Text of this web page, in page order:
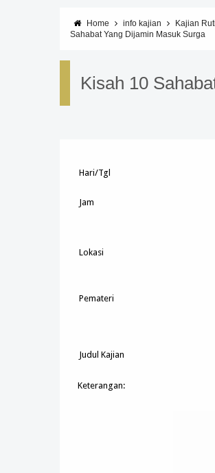
Home info kajian Kajian
Sahabat Yang Dijamin Masuk Surga
Kisah 10
Hari/Tgl
Jam
Lokasi
Pemateri
Judul Kajian
Keterangan: